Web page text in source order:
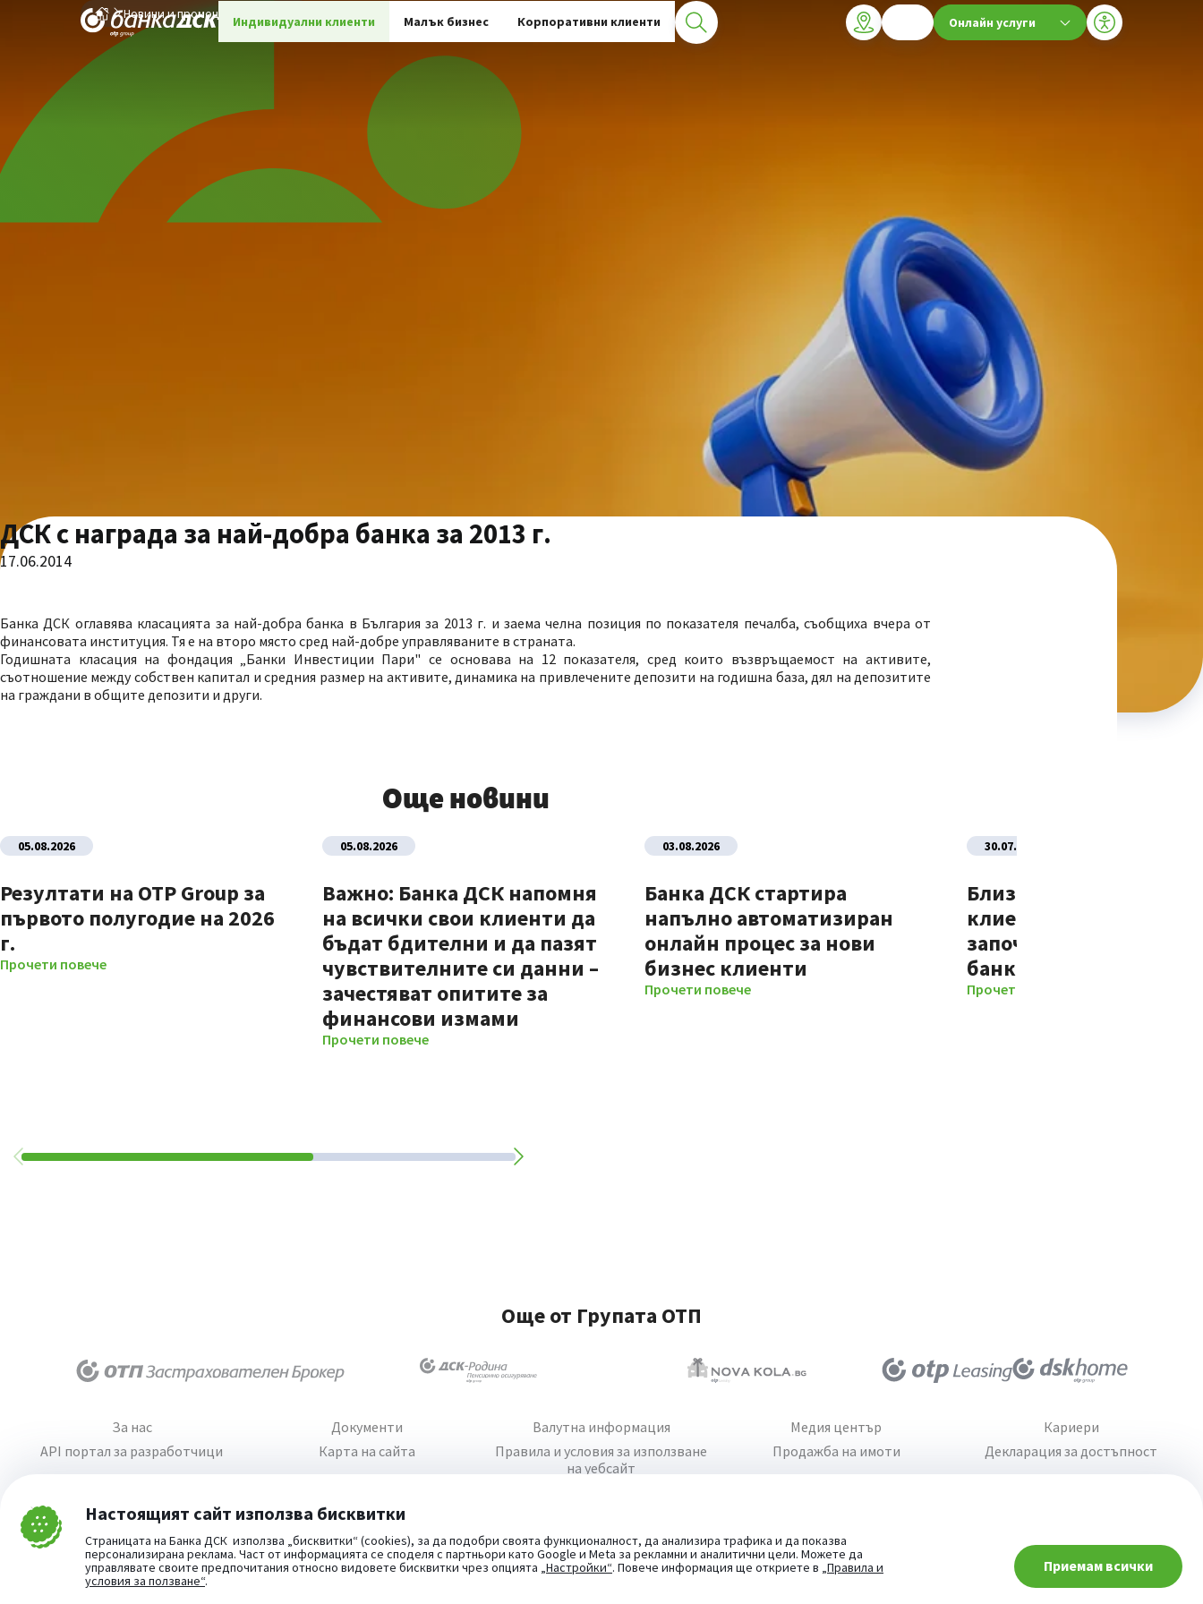
Затвори Настоящият сайт използва бисквитки
Страницата на Банка ДСК използва „бисквитки“ (cookies), за да подобри своята функционалност, да анализира трафика и да показва
персонализирана реклама. Част от информацията се споделя с партньори като Google и Meta за рекламни и аналитични цели. Можете да
управлявате своите предпочитания относно видовете бисквитки чрез опцията „Настройки“. Повече информация ще откриете в „Правила и
условия за ползване“.
Приемам всички
Индивидуални клиенти Малък бизнес Корпоративни клиенти Онлайн услуги
Новини и промоции
ДСК с награда за най-добра банка за 2013 г.
17.06.2014
Банка ДСК оглавява класацията за най-добра банка в България за 2013 г. и заема челна позиция по показателя печалба, съобщиха вчера от
финансовата институция. Тя е на второ място сред най-добре управляваните в страната.
Годишната класация на фондация „Банки Инвестиции Пари" се основава на 12 показателя, сред които възвръщаемост на активите,
съотношение между собствен капитал и средния размер на активите, динамика на привлечените депозити на годишна база, дял на депозитите
на граждани в общите депозити и други.
Още новини
05.08.2026
Резултати на OTP Group за
първото полугодие на 2026
г.
Прочети повече
05.08.2026
Важно: Банка ДСК напомня
на всички свои клиенти да
бъдат бдителни и да пазят
чувствителните си данни –
зачестяват опитите за
финансови измами
Прочети повече
03.08.2026
Банка ДСК стартира
напълно автоматизиран
онлайн процес за нови
бизнес клиенти
Прочети повече
30.07.2026
Близо 70% от новите
клиенти на Банка ДСК
започват отношенията
банката изцяло
Прочети повече
Още от Групата ОТП
За нас
API портал за разработчици
Документи
Карта на сайта
Валутна информация
Правила и условия за използване
на уебсайт
Медия център
Продажба на имоти
Кариери
Декларация за достъпност
При въпроси -
попитай AI асистента ни
Cookie consent change